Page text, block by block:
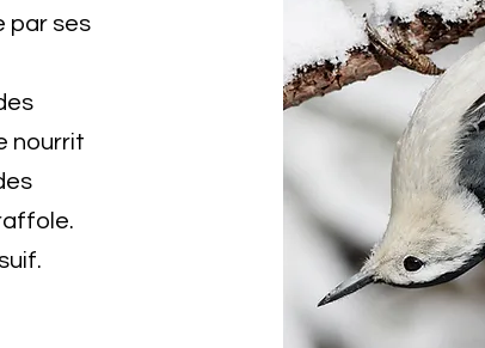
par ses
nourrit